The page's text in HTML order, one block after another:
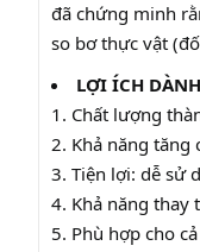
đã chứng minh
so bơ thực vật
LỢI ÍCH
1. Chất lượng
2. Khả năng tăng
3. Tiện lợi: dễ sử
4. Khả năng thay
5. Phù hợp cho